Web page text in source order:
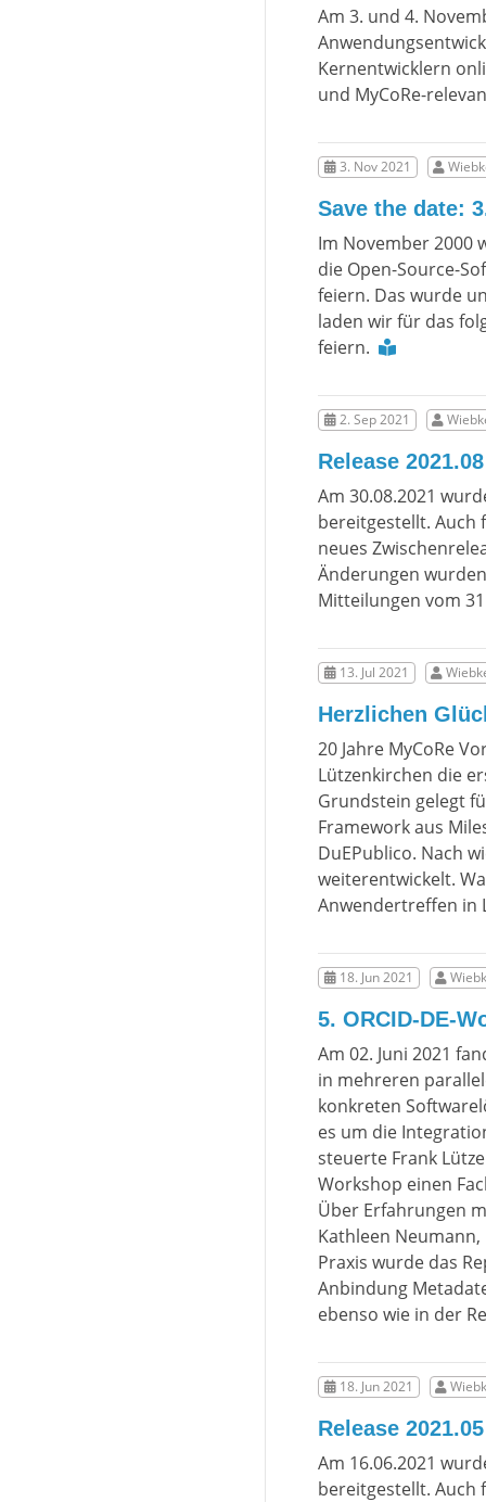
Am 3. und 4.
Kernentwicklern
und MyCoRe-
3. Nov 2021
Save the date:
Im November 2000
die Open-Source-
feiern. Das wurde
laden wir für das
feiern.
2. Sep 2021
Release 2021.08
Am 30.08.2021
bereitgestellt. Auch
neues
Änderungen
Mitteilungen vom
13. Jul 2021
Herzlichen
20 Jahre MyCoRe
Lützenkirchen die
Grundstein gelegt
Framework aus
DuEPublico. Nach
weiterentwickelt.
Anwendertreffen in
18. Jun 2021
5. ORCID-DE-
Am 02. Juni 2021
in mehreren
konkreten
es um die
steuerte Frank
Workshop einen
Über Erfahrungen
Kathleen
Praxis wurde das
Anbindung
ebenso wie in der
18. Jun 2021
Release 2021.05
Am 16.06.2021
bereitgestellt. Auch